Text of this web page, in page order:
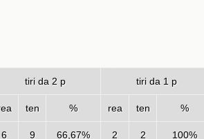
tiri da 2 p tiri da 1 p
ten % rea ten %
6 9 66,67% 2 2 100%